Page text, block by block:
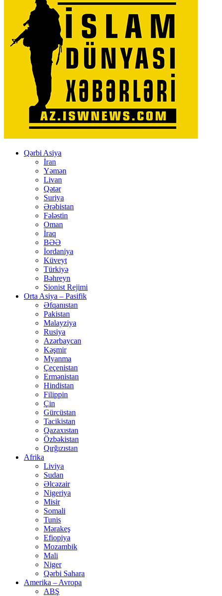
Qərbi Asiya
İran
Yəmən
Livan
Qətər
Suriya
Ərəbistan
Fələstin
Oman
İraq
BƏƏ
İordaniya
Küveyt
Türkiyə
Bəhreyn
Sionist Rejimi
Orta Asiya – Pasifik
Əfqanıstan
Pakistan
Malayziya
Rusiya
Azərbaycan
Kəşmir
Myanma
Çeçenistan
Ermənistan
Hindistan
Filippin
Çin
Gürcüstan
Tacikistan
Qazaxıstan
Özbəkistan
Qırğızıstan
Afrika
Liviya
Sudan
Əlcəzair
Nigeriya
Misir
Somali
Tunis
Mərakeş
Efiopiya
Mozambik
Mali
Niger
Qərbi Sahara
Amerika – Avropa
ABŞ